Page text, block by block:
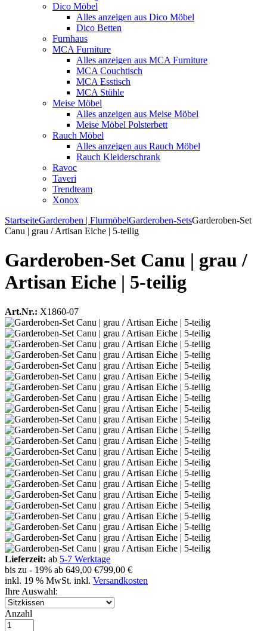
Dico Möbel
Alles anzeigen aus Dico Möbel
Dico Betten
Furnhaus
MCA Furniture
Alles anzeigen aus MCA Furniture
MCA Couchtisch
MCA Esstisch
MCA Stühle
Meise Möbel
Alles anzeigen aus Meise Möbel
Meise Möbel Polsterbett
Rauch Möbel
Alles anzeigen aus Rauch Möbel
Rauch Kleiderschrank
Ravoc
Taveri
Trendteam
Xonox
StartseiteGarderoben | FlurmöbelGarderoben-SetsGarderoben-Set
Canu | grau / Artisan Eiche | 5-teilig
Garderoben-Set Canu | grau /
Artisan Eiche | 5-teilig
Art.Nr.: X1860-07
Lieferzeit: ab 5-7 Werktage
bis zu - 19% ab 649,00 €799,00 €
inkl. 19 % MwSt. inkl. Versandkosten
Ihre Auswahl:
Anzahl